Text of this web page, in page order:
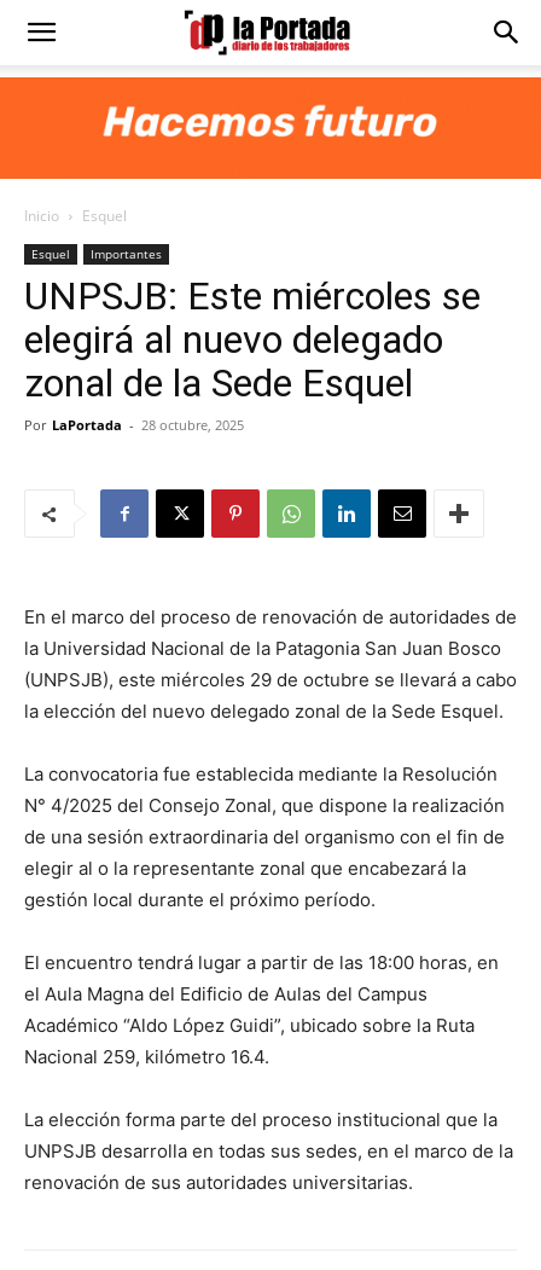
Diario
Portada
Inicio Esquel
Esquel Importantes
UNPSJB: Este miércoles se
elegirá al nuevo delegado
zonal de la Sede Esquel
Por LaPortada - 28 octubre, 2025
En el marco del proceso de renovación de autoridades de
la Universidad Nacional de la Patagonia San Juan Bosco
(UNPSJB), este miércoles 29 de octubre se llevará a cabo
la elección del nuevo delegado zonal de la Sede Esquel.
La convocatoria fue establecida mediante la Resolución
N° 4/2025 del Consejo Zonal, que dispone la realización
de una sesión extraordinaria del organismo con el fin de
elegir al o la representante zonal que encabezará la
gestión local durante el próximo período.
El encuentro tendrá lugar a partir de las 18:00 horas, en
el Aula Magna del Edificio de Aulas del Campus
Académico “Aldo López Guidi”, ubicado sobre la Ruta
Nacional 259, kilómetro 16.4.
La elección forma parte del proceso institucional que la
UNPSJB desarrolla en todas sus sedes, en el marco de la
renovación de sus autoridades universitarias.